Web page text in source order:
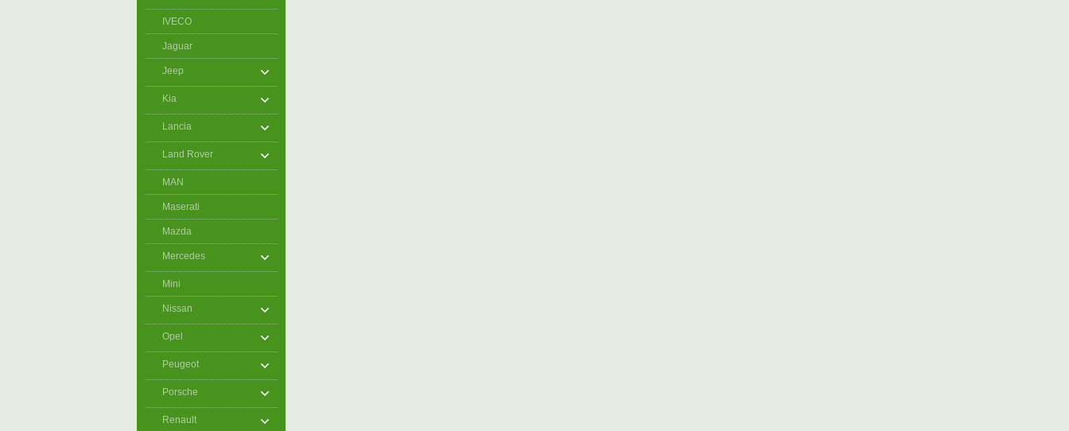
IVECO
Jaguar
Jeep
Kia
Lancia
Land Rover
MAN
Maserati
Mazda
Mercedes
Mini
Nissan
Opel
Peugeot
Porsche
Renault